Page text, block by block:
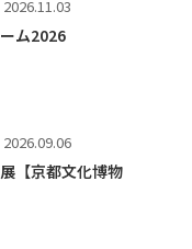
ム2026
【京都文化博物